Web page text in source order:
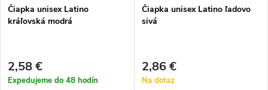
Čiapka unisex Latino
kráľovská modrá
2,58 €
Expedujeme do 48 hodín
Čiapka unisex Latino ľadovo
sivá
2,86 €
Na dotaz